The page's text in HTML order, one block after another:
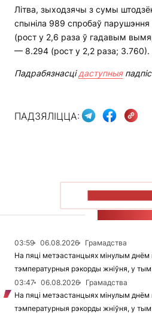
Літва, зыходзячы з сумы
спыніла 989 спробаў
(рост у 2,6 раза ў гадавым
— 8.294 (рост у 2,2 раза; 3.760).
Падрабязнасцідаступныя
ПАДЗЯЛІЦЦА:
03:59 06.08.2026
Грамадства
На пяці метэастанцыях мінулым
тэмпературныя рэкорды жніўня, у тым
03:47
06.08.2026
Грамадства
На пяці метэастанцыях мінулым
тэмпературныя рэкорды жніўня, у тым